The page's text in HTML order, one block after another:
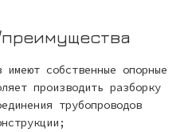
имеют собственные опорные
производить разборку
трубопроводов